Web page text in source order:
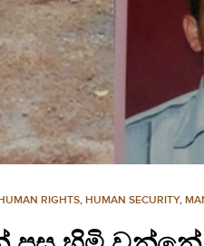
RIGHTS, HUMAN SECURITY,